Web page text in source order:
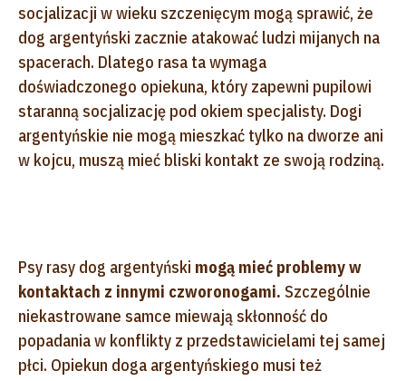
socjalizacji w wieku szczenięcym mogą sprawić, że
dog argentyński zacznie atakować ludzi mijanych na
spacerach. Dlatego rasa ta wymaga
doświadczonego opiekuna, który zapewni pupilowi
staranną socjalizację pod okiem specjalisty. Dogi
argentyńskie nie mogą mieszkać tylko na dworze ani
w kojcu, muszą mieć bliski kontakt ze swoją rodziną.
Psy rasy dog argentyński mogą mieć problemy w
kontaktach z innymi czworonogami. Szczególnie
niekastrowane samce miewają skłonność do
popadania w konflikty z przedstawicielami tej samej
płci. Opiekun doga argentyńskiego musi też